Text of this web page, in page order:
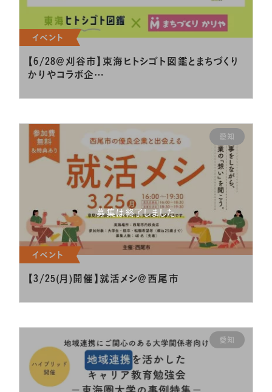
イベント
【6/28＠刈谷市】東海ヒトシゴト図鑑とまちづくり
かりやコラボ企…
愛知
募集は終了しました
イベント
【3/25(月)開催】就活メシ＠西尾市
愛知